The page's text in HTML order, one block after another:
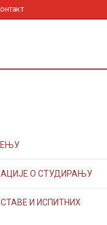
О СТУДИРАЊУ
И ИСПИТНИХ